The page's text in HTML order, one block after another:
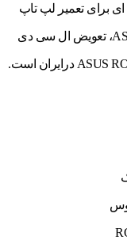
برای تعمیر لپ تاپ
ASUS ROG، تعمیر لپ تاپ ASUS ROG Gaming، تعویض ال سی دی